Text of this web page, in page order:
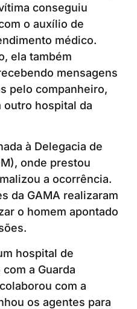
conseguiu
o auxílio de
médico.
ela também
mensagens
pelo companheiro,
outro hospital da
à Delegacia de
onde prestou
a ocorrência.
da GAMA realizaram
o homem apontado
hospital de
a Guarda
com a
os agentes para